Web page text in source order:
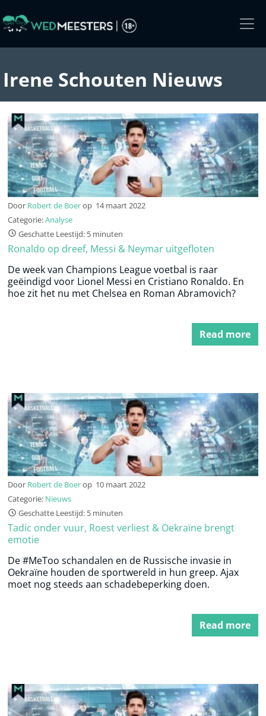
to
Irene Schouten Nieuws
Door Robert de Boerop 14 maart 2022
Categorie:Analyse
Geschatte Leestijd: 5 minuten
Ronaldo op dreef, Messi & Neymar uitgefloten
De week van Champions League voetbal is raar
geëindigd voor Lionel Messi en Cristiano Ronaldo. En
hoe zit het nu met Chelsea en Roman Abramovich?
Read more
Door Robert de Boerop 10 maart 2022
Categorie: Nieuws
Geschatte Leestijd: 5 minuten
Tadic onder vuur, Roest verliest & Oekraïne brengt
emotie
De #MeToo schandalen en de Russische invasie in
Oekraïne houden de sportwereld in hun greep. Ajax
moet nog steeds aan schadebeperking doen.
Read more